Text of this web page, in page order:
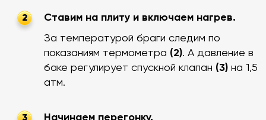
2
Ставим на плиту и включаем нагрев.
За температурой браги следим по
показаниям термометра (2). А давление в
баке регулирует спускной клапан (3) на 1,5
атм.
Начинаем перегонку.